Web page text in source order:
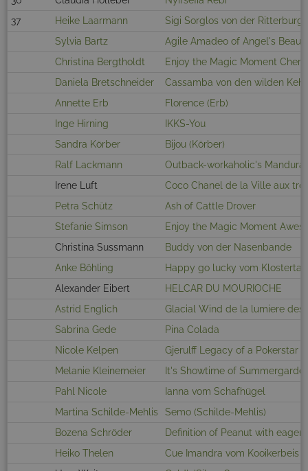
37
Heike Laarmann
Sigi Sorglos von der Ritterburg
Sylvia Bartz
Agile Amadeo of Angel's
Christina Bergtholdt
Enjoy the Magic Moment
Daniela Bretschneider
Cassamba von den wilden
Annette Erb
Florence (Erb)
Inge Hirning
IKKS-You
Sandra Körber
Bijou (Körber)
Ralf Lackmann
Outback-workaholic's Mandura
Irene Luft
Coco Chanel de la Ville aux
Petra Schütz
Ash of Cattle Drover
Stefanie Simson
Enjoy the Magic Moment
Christina Sussmann
Buddy von der Nasenbande
Anke Böhling
Happy go lucky vom Klostertal
Alexander Eibert
HELCAR DU MOURIOCHE
Astrid Englich
Glacial Wind de la lumiere des
Sabrina Gede
Pina Colada
Nicole Kelpen
Gjerulff Legacy of a Pokerstar
Melanie Kleinemeier
It's Showtime of
Pahl Nicole
Ianna vom Schafhügel
Martina Schilde-Mehlis
Semo (Schilde-Mehlis)
Bozena Schröder
Definition of Peanut with eager
Heiko Thelen
Cue Imandra vom Kooikerbeis